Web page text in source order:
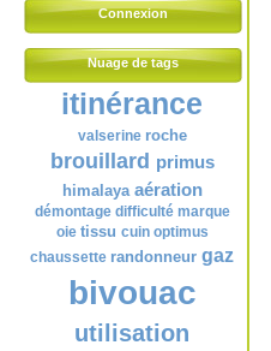
Connexion
Nuage de tags
itinérance
valserine roche
brouillard primus
himalaya aération
démontage difficulté marque
oie tissu cuin optimus
chaussette randonneur gaz
bivouac
utilisation